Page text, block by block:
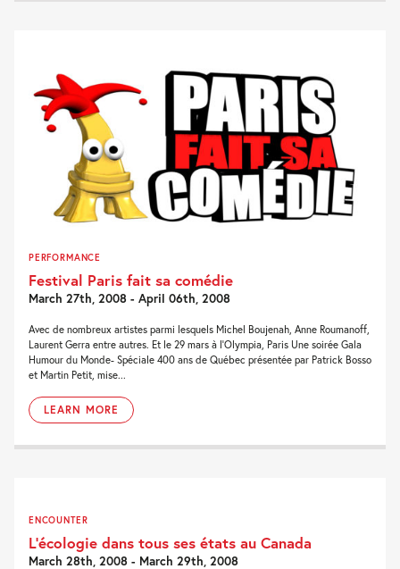
PERFORMANCE
Festival Paris fait sa comédie
March 27th, 2008 - April 06th, 2008
Avec de nombreux artistes parmi lesquels Michel Boujenah, Anne Roumanoff,
Laurent Gerra entre autres. Et le 29 mars à l'Olympia, Paris Une soirée Gala
Humour du Monde- Spéciale 400 ans de Québec présentée par Patrick Bosso
et Martin Petit, mise...
LEARN MORE
ENCOUNTER
L’écologie dans tous ses états au Canada
March 28th, 2008 - March 29th, 2008